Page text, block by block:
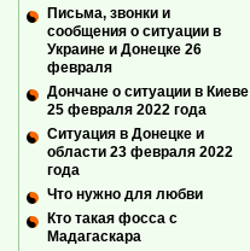
Письма, звонки и
сообщения о ситуации в
Украине и Донецке 26
февраля
Дончане о ситуации в Киеве
25 февраля 2022 года
Ситуация в Донецке и
области 23 февраля 2022
года
Что нужно для любви
Кто такая фосса с
Мадагаскара